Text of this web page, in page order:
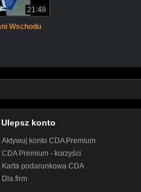
21:48
Wschodu
Ulepsz konto
Aktywuj konto CDA Premium
CDA Premium - korzyści
Karta podarunkowa CDA
Dla firm